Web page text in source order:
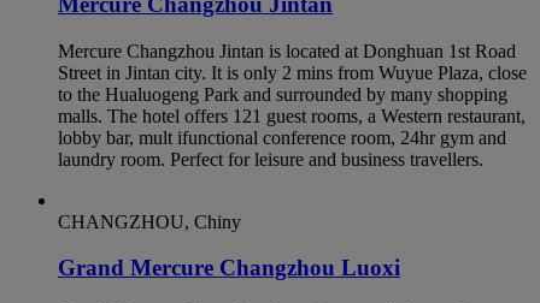
Mercure Changzhou Jintan is located at Donghuan 1st Road
Street in Jintan city. It is only 2 mins from Wuyue Plaza, close
to the Hualuogeng Park and surrounded by many shopping
malls. The hotel offers 121 guest rooms, a Western restaurant,
lobby bar, mult ifunctional conference room, 24hr gym and
laundry room. Perfect for leisure and business travellers.
CHANGZHOU, Chiny
Grand Mercure Changzhou Luoxi